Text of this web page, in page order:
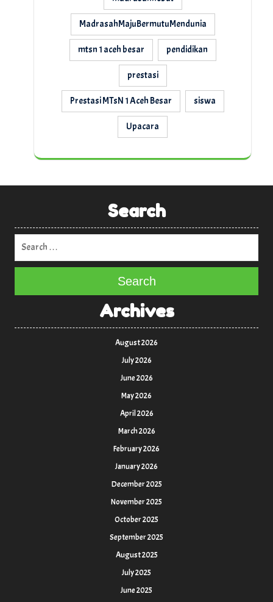
MadrasahMajuBermutuMendunia
mtsn 1 aceh besar pendidikan
prestasi
Prestasi MTsN 1 Aceh Besar siswa
Upacara
Search
Search
Archives
August 2026
July 2026
June 2026
May 2026
April 2026
March 2026
February 2026
January 2026
December 2025
November 2025
October 2025
September 2025
August 2025
July 2025
June 2025